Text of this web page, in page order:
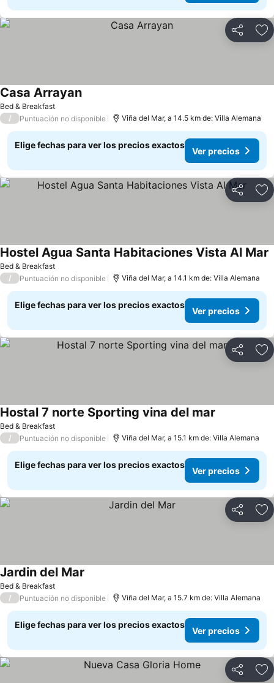
Compartir
Bed & Breakfast
Casa Arrayan
/ Puntuación no disponible Viña del Mar, a 14.5 km de: Villa Alemana
Elige fechas para ver los precios exactos
Ver precios
Compartir
Bed & Breakfast
Hostel Agua Santa Habitaciones Vista Al Mar
/ Puntuación no disponible Viña del Mar, a 14.1 km de: Villa Alemana
Elige fechas para ver los precios exactos
Ver precios
Compartir
Bed & Breakfast
Hostal 7 norte Sporting vina del mar
/ Puntuación no disponible Viña del Mar, a 15.1 km de: Villa Alemana
Elige fechas para ver los precios exactos
Ver precios
Compartir
Bed & Breakfast
Jardin del Mar
/ Puntuación no disponible Viña del Mar, a 15.7 km de: Villa Alemana
Elige fechas para ver los precios exactos
Ver precios
Compartir